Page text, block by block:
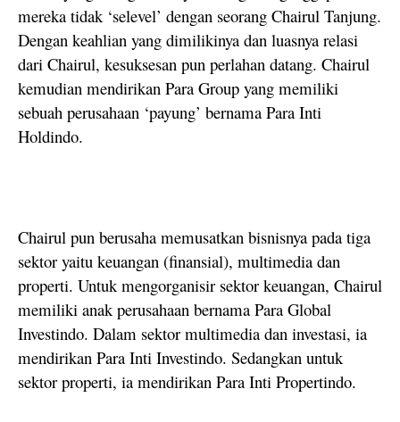
mereka tidak ‘selevel’ dengan seorang Chairul Tanjung.
Dengan keahlian yang dimilikinya dan luasnya relasi
dari Chairul, kesuksesan pun perlahan datang. Chairul
kemudian mendirikan Para Group yang memiliki
sebuah perusahaan ‘payung’ bernama Para Inti
Holdindo.
Chairul pun berusaha memusatkan bisnisnya pada tiga
sektor yaitu keuangan (finansial), multimedia dan
properti. Untuk mengorganisir sektor keuangan, Chairul
memiliki anak perusahaan bernama Para Global
Investindo. Dalam sektor multimedia dan investasi, ia
mendirikan Para Inti Investindo. Sedangkan untuk
sektor properti, ia mendirikan Para Inti Propertindo.